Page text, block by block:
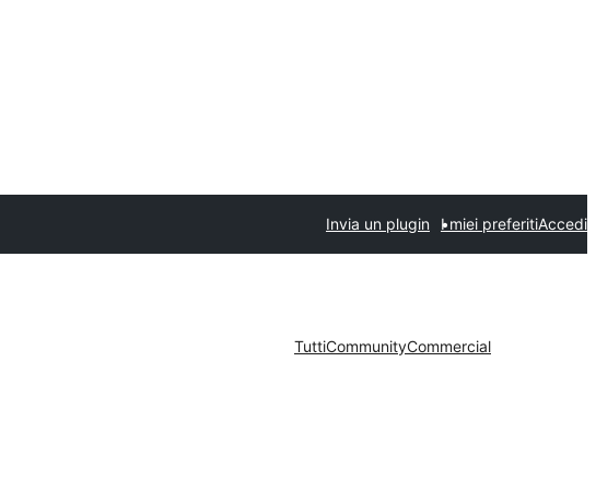
Invia un plugin I miei preferitiAccedi
TuttiCommunityCommercial